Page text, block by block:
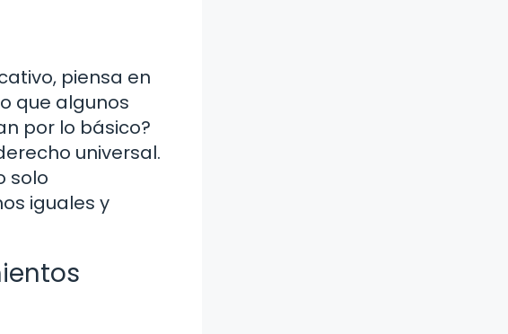
piensa en
que algunos
por lo básico?
universal.
solo
iguales y